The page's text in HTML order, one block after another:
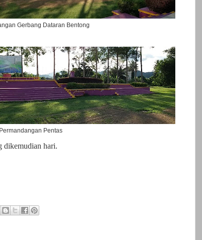
Gerbang Dataran Bentong
Pentas
dikemudian hari.